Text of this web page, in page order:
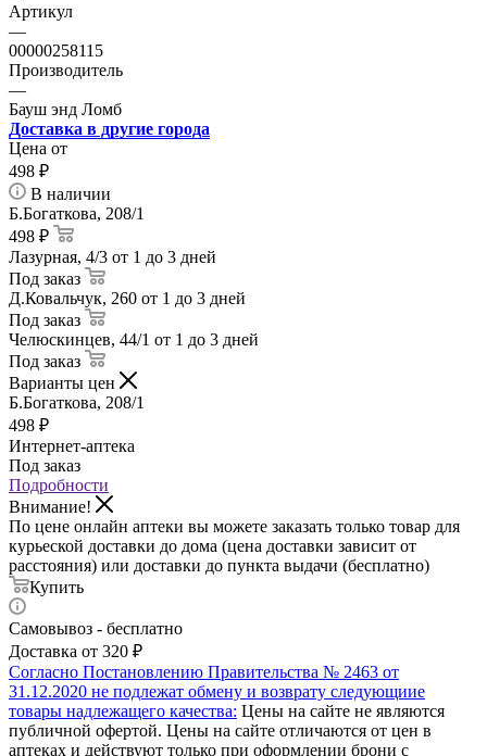
Артикул
—
00000258115
Производитель
—
Бауш энд Ломб
Доставка в другие города
Цена от
498 ₽
В наличии
Б.Богаткова, 208/1
498 ₽
Лазурная, 4/3 от 1 до 3 дней
Под заказ
Д.Ковальчук, 260 от 1 до 3 дней
Под заказ
Челюскинцев, 44/1 от 1 до 3 дней
Под заказ
Варианты цен
Б.Богаткова, 208/1
498 ₽
Интернет-аптека
Под заказ
Подробности
Внимание!
По цене онлайн аптеки вы можете заказать только товар для
курьеской доставки до дома (цена доставки зависит от
расстояния) или доставки до пункта выдачи (бесплатно)
Купить
Самовывоз - бесплатно
Доставка от 320 ₽
Согласно Постановлению Правительства № 2463 от
31.12.2020 не подлежат обмену и возврату следующиие
товары надлежащего качества: Цены на сайте не являются
публичной офертой. Цены на сайте отличаются от цен в
аптеках и действуют только при оформлении брони с